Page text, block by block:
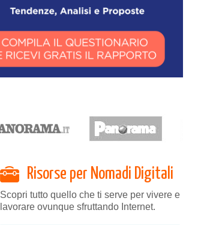
Risorse per Nomadi Digitali
Scopri tutto quello che ti serve per vivere e
lavorare ovunque sfruttando Internet.